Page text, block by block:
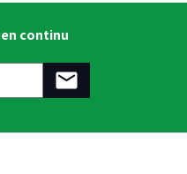
continu